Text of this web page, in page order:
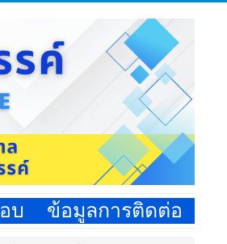
บ ข้อมูลการติดต่อ